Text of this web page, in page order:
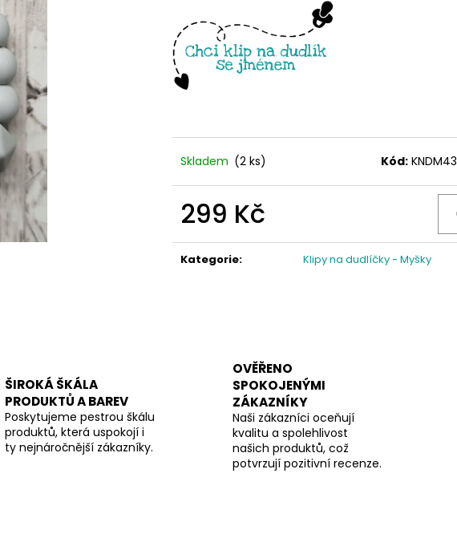
Skladem (2 ks) Kód: KNDM43
299 Kč
cena:
Kategorie: Klipy na dudlíčky - Myšky
ŠIROKÁ ŠKÁLA
PRODUKTŮ A BAREV
Poskytujeme pestrou škálu
produktů, která uspokojí i
ty nejnáročnější zákazníky.
OVĚŘENO
SPOKOJENÝMI
ZÁKAZNÍKY
Naši zákazníci oceňují
kvalitu a spolehlivost
našich produktů, což
potvrzují pozitivní recenze.